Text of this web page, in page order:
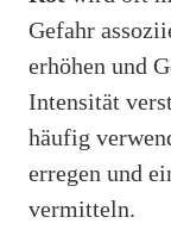
Gefahr
erhöhen und
Intensität
häufig
erregen und
vermitteln.